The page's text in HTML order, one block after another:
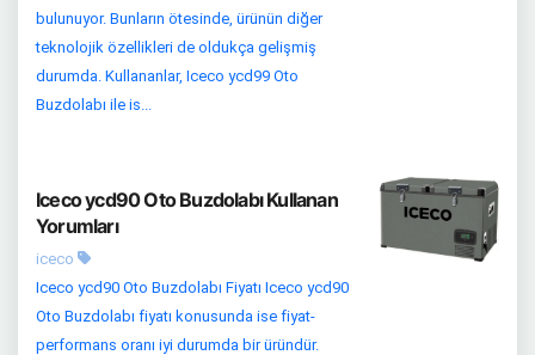
bulunuyor. Bunların ötesinde, ürünün diğer
teknolojik özellikleri de oldukça gelişmiş
durumda. Kullananlar, Iceco ycd99 Oto
Buzdolabı ile is...
Iceco ycd90 Oto Buzdolabı Kullanan
Yorumları
iceco
Iceco ycd90 Oto Buzdolabı Fiyatı Iceco ycd90
Oto Buzdolabı fiyatı konusunda ise fiyat-
performans oranı iyi durumda bir üründür.